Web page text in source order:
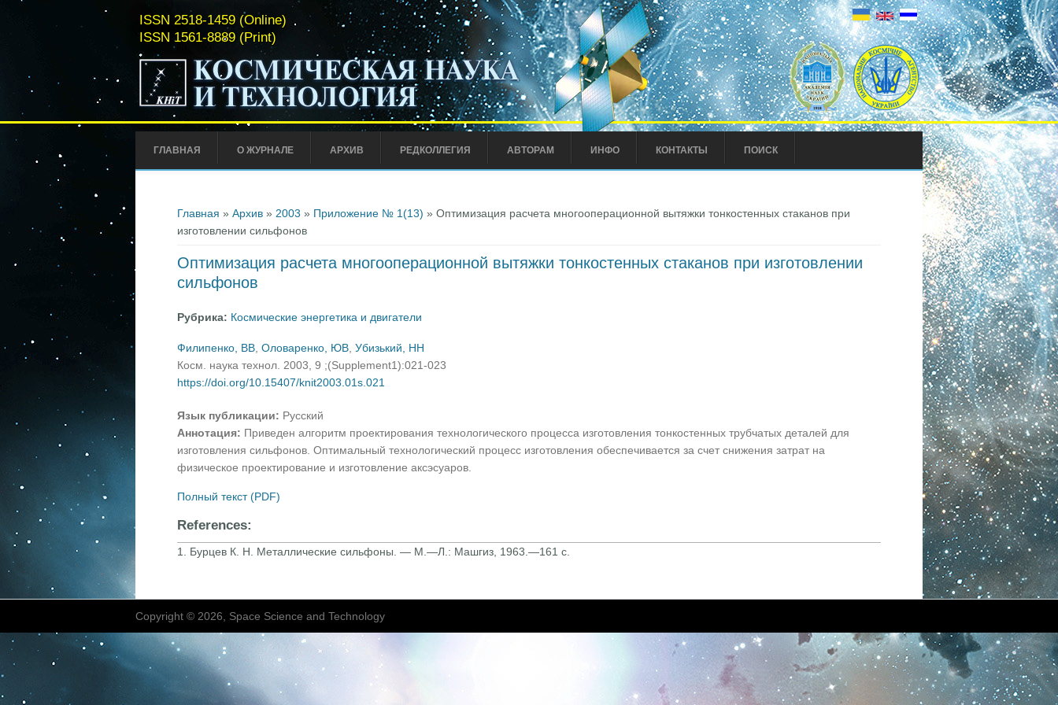
ISSN 2518-1459 (Online)
ISSN 1561-8889 (Print)
ГЛАВНАЯ О ЖУРНАЛЕ АРХИВ РЕДКОЛЛЕГИЯ АВТОРАМ ИНФО КОНТАКТЫ ПОИСК
Главная » Архив» 2003 » Приложение № 1(13) » Оптимизация расчета многооперационной вытяжки тонкостенных стаканов при
изготовлении сильфонов
Оптимизация расчета многооперационной вытяжки тонкостенных стаканов при изготовлении
сильфонов
Рубрика: Космические энергетика и двигатели
Филипенко, ВВ, Оловаренко, ЮВ, Убизький, НН
Косм. наука технол. 2003, 9 ;(Supplement1):021-023
https://doi.org/10.15407/knit2003.01s.021
Язык публикации: Русский
Аннотация: Приведен алгоритм проектирования технологического процесса изготовления тонкостенных трубчатых деталей для
изготовления сильфонов. Оптимальный технологический процесс изготовления обеспечивается за счет снижения затрат на
физическое проектирование и изготовление аксэсуаров.
Полный текст (PDF)
References:
1. Бурцев К. Н. Металлические сильфоны. — М.—Л.: Машгиз, 1963.—161 с.
Copyright © 2026, Space Science and Technology